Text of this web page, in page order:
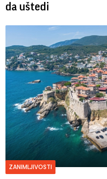
da uštedi
ZANIMLJIVOSTI